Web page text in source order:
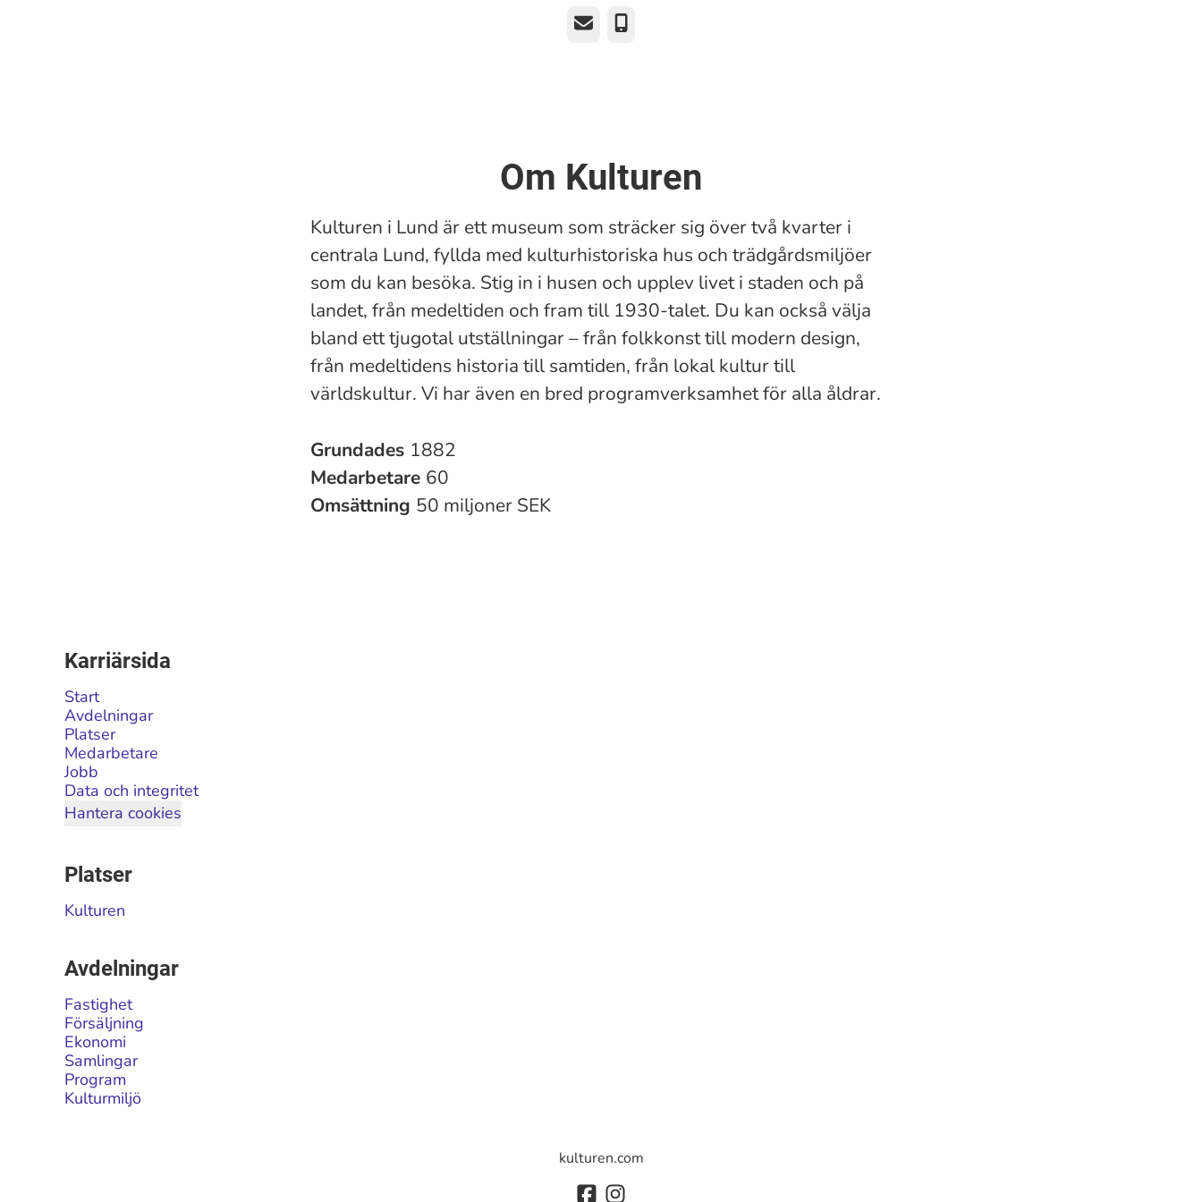
E-post Telefon
Om Kulturen
Kulturen i Lund är ett museum som sträcker sig över två kvarter i
centrala Lund, fyllda med kulturhistoriska hus och trädgårdsmiljöer
som du kan besöka. Stig in i husen och upplev livet i staden och på
landet, från medeltiden och fram till 1930-talet. Du kan också välja
bland ett tjugotal utställningar – från folkkonst till modern design,
från medeltidens historia till samtiden, från lokal kultur till
världskultur. Vi har även en bred programverksamhet för alla åldrar.
Grundades 1882
Medarbetare 60
Omsättning 50 miljoner SEK
Karriärsida
Start
Avdelningar
Platser
Medarbetare
Jobb
Data och integritet
Hantera cookies
Platser
Kulturen
Avdelningar
Fastighet
Försäljning
Ekonomi
Samlingar
Program
Kulturmiljö
kulturen.com